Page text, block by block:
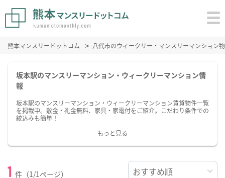
熊本マンスリードットコム 八代市のウィークリー・マンスリーマンション
坂本駅のマンスリーマンション・ウィークリーマンション情
報
坂本駅のマンスリーマンション・ウィークリーマンション賃貸物件一覧
を掲載中。敷金・礼金無料、家具・家電付をご紹介。こだわり条件での
絞込みも簡単！
もっと見る
1 件（1/1ページ）